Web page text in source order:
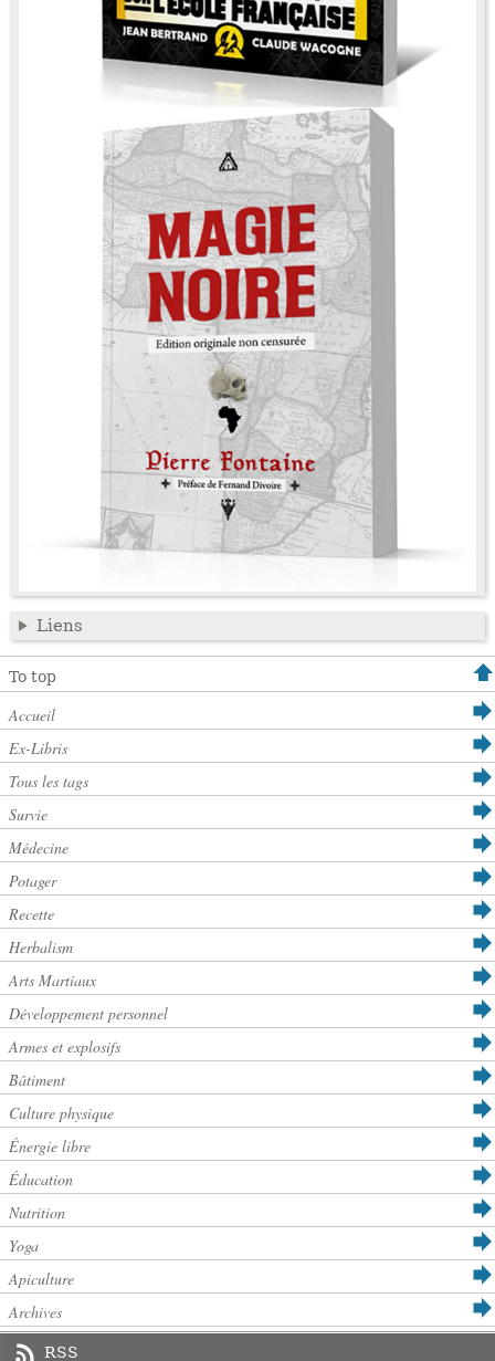
Liens
To top
Accueil
Ex-Libris
Tous les tags
Survie
Médecine
Potager
Recette
Herbalism
Arts Martiaux
Développement personnel
Armes et explosifs
Bâtiment
Culture physique
Énergie libre
Éducation
Nutrition
Yoga
Apiculture
Archives
RSS